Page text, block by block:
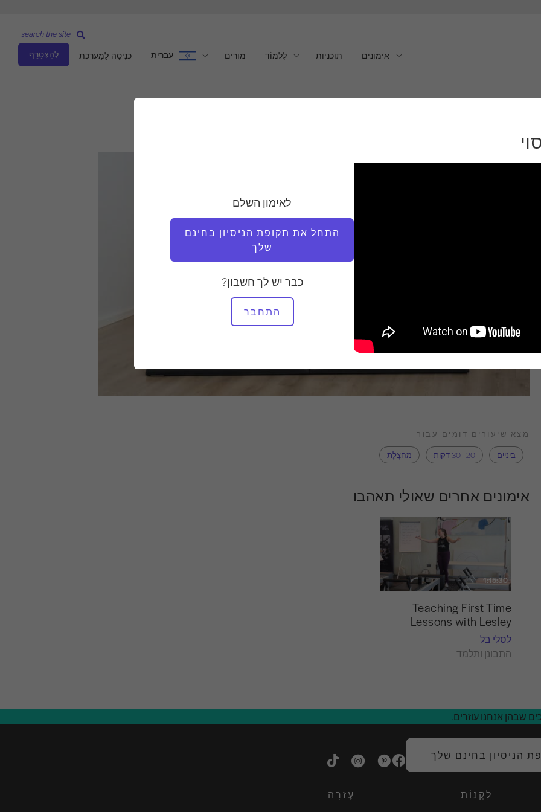
אימונים תוכניות לִלמוֹד מורים עברית כְּנִיסָה לַמַעֲרֶכֶת לְהִצְטַרֵף
search the site
לאימון השלם
התחל את תקופת הניסיון בחינם
שלך
כבר יש לך חשבון?
התחבר
מצא שיעורים דומים עבור
ביניים
20 - 30 דקות מַחצֶלֶת
אימונים אחרים שאולי תאהבו
1:15:30
Teaching First Time
Lessons with Lesley
לסלי בל
התבונן ותלמד
שבהן אנחנו עוזרים.
הניסיון בחינם שלך
לִקְנוֹת עֶזרָה